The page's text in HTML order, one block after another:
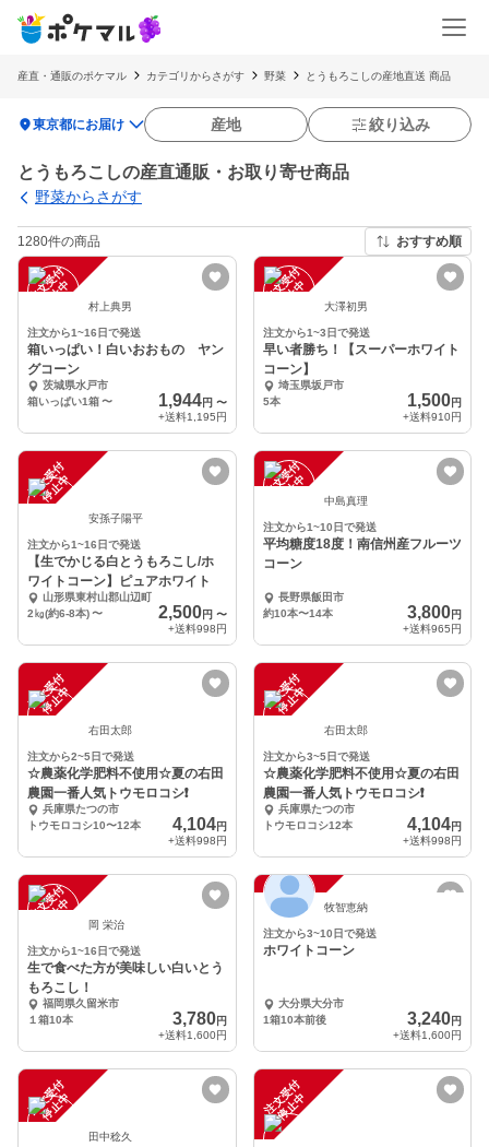
産直・通販のポケマル カテゴリからさがす 野菜 とうもろこしの産地直送 商品
location_on東京都にお届け 産地 絞り込み
とうもろこしの産直通販・お取り寄せ商品
野菜からさがす
1280件の商品 おすすめ順
注
文
受
付
停
止
中 村上典男
注文から1~16日で発送
箱いっぱい！白いおおもの ヤン
グコーン
茨城県水戸市
箱いっぱい1箱〜 1,944円 〜
+送料1,195円
注
文
受
付
停
止
中 大澤初男
注文から1~3日で発送
早い者勝ち！【スーパーホワイト
コーン】
埼玉県坂戸市
5本
1,500円
+送料910円
注
文
受
付
停
止
中
安孫子陽平
注文から1~16日で発送
【生でかじる白とうもろこし/ホ
ワイトコーン】ピュアホワイト
山形県東村山郡山辺町
2㎏(約6-8本)〜 2,500円 〜
+送料998円
注
文
受
付
停
止
中 中島真理
注文から1~10日で発送
平均糖度18度！南信州産フルーツ
コーン
長野県飯田市
約10本〜14本
3,800円
+送料965円
注
文
受
付
停
止
中
右田太郎
注文から2~5日で発送
☆農薬化学肥料不使用☆夏の右田
農園一番人気トウモロコシ❗️
兵庫県たつの市
トウモロコシ10〜12本
4,104円
+送料998円
注
文
受
付
停
止
中
右田太郎
注文から3~5日で発送
☆農薬化学肥料不使用☆夏の右田
農園一番人気トウモロコシ❗️
兵庫県たつの市
トウモロコシ12本
4,104円
+送料998円
注
文
受
付
停
止
中 岡 栄治
注文から1~16日で発送
生で食べた方が美味しい白いとう
もろこし！
福岡県久留米市
１箱10本
3,780円
+送料1,600円
注
文
受
付
停
止
中 牧智恵納
注文から3~10日で発送
ホワイトコーン
大分県大分市
1箱10本前後
3,240円
+送料1,600円
注
文
受
付
停
止
中
田中稔久
注
文
受
付
停
止
中